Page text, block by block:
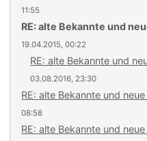
11:55
RE: alte Bekannte und
19.04.2015, 00:22
RE: alte Bekannte und
03.08.2016, 23:30
RE: alte Bekannte und
08:58
RE: alte Bekannte und